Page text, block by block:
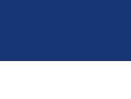
Dünya